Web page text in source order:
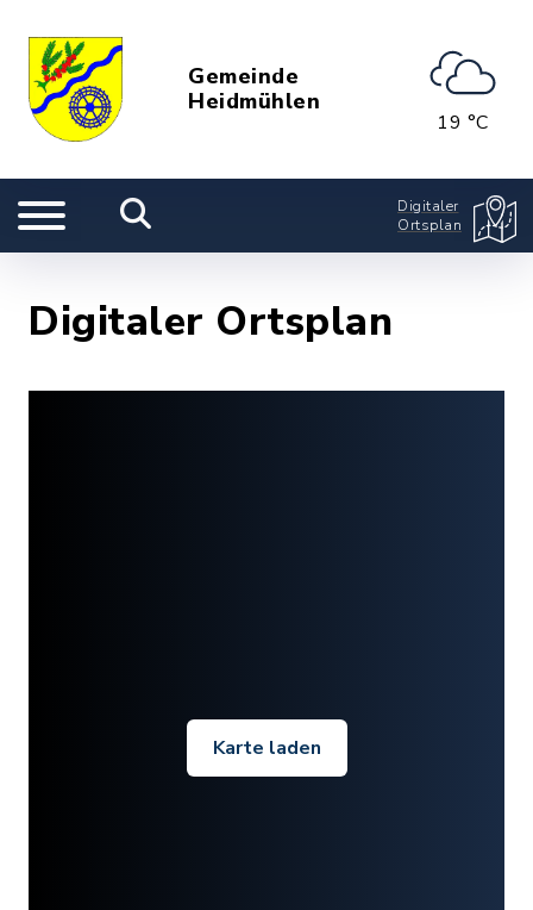
Gemeinde
Heidmühlen
19 °C
Digitaler
Ortsplan
Digitaler Ortsplan
Karte laden